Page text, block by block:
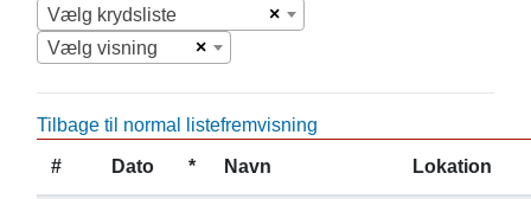
×
Vælg krydsliste
×
Vælg visning
Tilbage til normal listefremvisning
# Dato * Navn Lokation